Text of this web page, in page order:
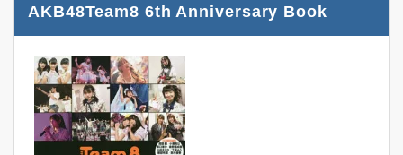
AKB48Team8 6th Anniversary Book